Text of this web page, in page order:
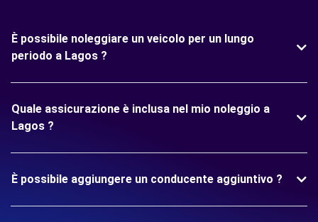
È possibile noleggiare un veicolo per un lungo
periodo a Lagos ?
Quale assicurazione è inclusa nel mio noleggio a
Lagos ?
È possibile aggiungere un conducente aggiuntivo ?